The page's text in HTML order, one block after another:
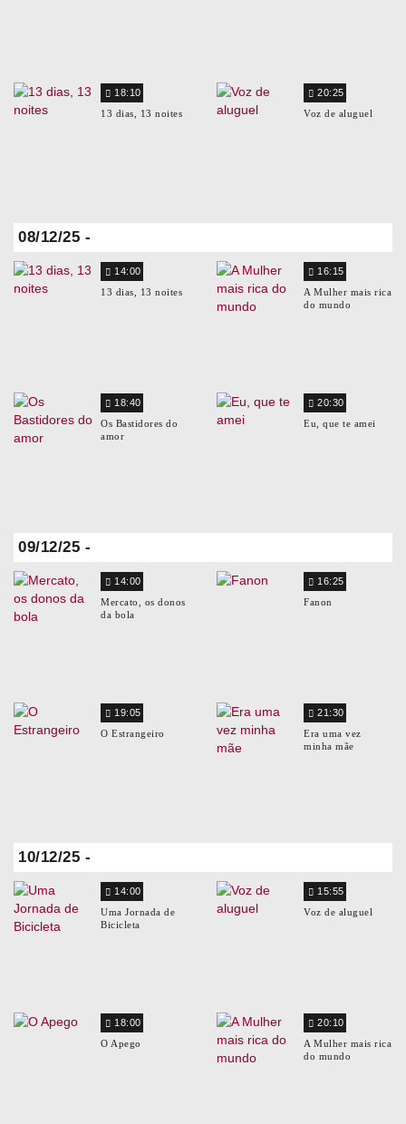
18:10
13 dias, 13 noites
20:25
Voz de aluguel
08/12/25 -
14:00
13 dias, 13 noites
16:15
A Mulher mais rica
do mundo
18:40
Os Bastidores do
amor
20:30
Eu, que te amei
09/12/25 -
14:00
Mercato, os donos
da bola
16:25
Fanon
19:05
O Estrangeiro
21:30
Era uma vez
minha mãe
10/12/25 -
14:00
Uma Jornada de
Bicicleta
15:55
Voz de aluguel
18:00
O Apego
20:10
A Mulher mais rica
do mundo